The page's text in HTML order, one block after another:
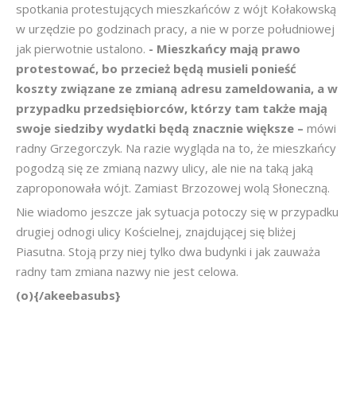
spotkania protestujących mieszkańców z wójt Kołakowską
w urzędzie po godzinach pracy, a nie w porze południowej
jak pierwotnie ustalono. - Mieszkańcy mają prawo
protestować, bo przecież będą musieli ponieść
koszty związane ze zmianą adresu zameldowania, a w
przypadku przedsiębiorców, którzy tam także mają
swoje siedziby wydatki będą znacznie większe – mówi
radny Grzegorczyk. Na razie wygląda na to, że mieszkańcy
pogodzą się ze zmianą nazwy ulicy, ale nie na taką jaką
zaproponowała wójt. Zamiast Brzozowej wolą Słoneczną.
Nie wiadomo jeszcze jak sytuacja potoczy się w przypadku
drugiej odnogi ulicy Kościelnej, znajdującej się bliżej
Piasutna. Stoją przy niej tylko dwa budynki i jak zauważa
radny tam zmiana nazwy nie jest celowa.
(o){/akeebasubs}